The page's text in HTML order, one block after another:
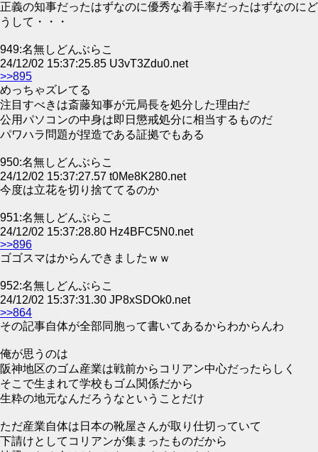
正義の知事だったはずなのに優秀な着手率だったはずなのにど
うして・・・
949:名無しどんぶらこ
24/12/02 15:37:25.85 U3vT3Zdu0.net
>>895
めっちゃズレてる
注目すべきは斎藤知事が元局長を処分した理由だ
公用パソコンの中身は即日懲戒処分に相当するものだ
パワハラ問題が捏造である証拠でもある
950:名無しどんぶらこ
24/12/02 15:37:27.57 t0Me8K280.net
今度は立花を切り捨ててるのか
951:名無しどんぶらこ
24/12/02 15:37:28.80 Hz4BFC5N0.net
>>896
ゴゴスマはからんできましたｗｗ
952:名無しどんぶらこ
24/12/02 15:37:31.30 JP8xSDOk0.net
>>864
その記事自体が全部同胞って書いてあるからわからんわ
俺が思うのは
阪神地区のゴム産業は戦前からコリアン中心だったらしく
そこで生まれて学校もゴム関係だから
生粋の地元なんだろうなということだけ
ただ産業自体は日本の靴屋さんが取り仕切っていて
下請けとしてコリアンが集まったものだから